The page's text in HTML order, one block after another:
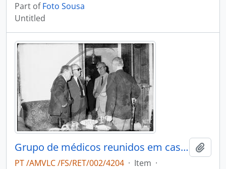
Part ofFoto Sousa
Untitled
Grupo de médicos reunidos em casa do Dr. António Duarte Teixeira da Silva
PT /AMVLC /FS/RET/002/4204 · Item ·